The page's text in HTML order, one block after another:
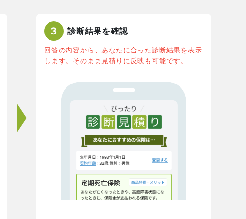
3 診断結果を確認
回答の内容から、あなたに合った診断結果を表示
します。そのまま見積りに反映も可能です。